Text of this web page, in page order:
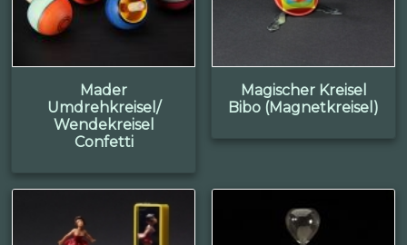
Mader
Umdrehkreisel/
Wendekreisel
Confetti
Magischer Kreisel
Bibo (Magnetkreisel)